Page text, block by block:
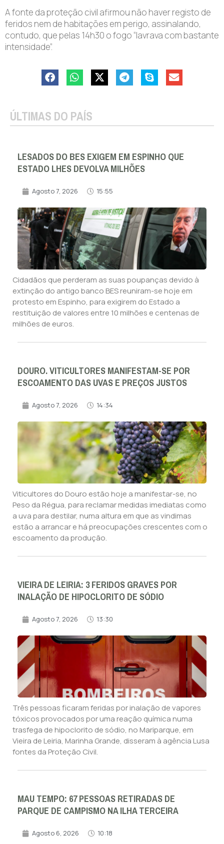
A fonte da proteção civil afirmou não haver registo de
feridos nem de habitações em perigo, assinalando,
contudo, que pelas 14h30 o fogo “lavrava com bastante
intensidade”.
ÚLTIMAS DO PAÍS
LESADOS DO BES EXIGEM EM ESPINHO QUE
ESTADO LHES DEVOLVA MILHÕES
Agosto 7, 2026 15:55
Cidadãos que perderam as suas poupanças devido à
extinção do antigo banco BES reuniram-se hoje em
protesto em Espinho, para exigirem do Estado a
restituição de valores entre 10 milhões e centenas de
milhões de euros.
DOURO. VITICULTORES MANIFESTAM-SE POR
ESCOAMENTO DAS UVAS E PREÇOS JUSTOS
Agosto 7, 2026 14:34
Viticultores do Douro estão hoje a manifestar-se, no
Peso da Régua, para reclamar medidas imediatas como
a uva para destilar, numa altura em que as vindimas
estão a arrancar e há preocupações crescentes com o
escoamento da produção.
VIEIRA DE LEIRIA: 3 FERIDOS GRAVES POR
INALAÇÃO DE HIPOCLORITO DE SÓDIO
Agosto 7, 2026 13:30
Três pessoas ficaram feridas por inalação de vapores
tóxicos provocados por uma reação química numa
trasfega de hipoclorito de sódio, no Mariparque, em
Vieira de Leiria, Marinha Grande, disseram à agência Lusa
fontes da Proteção Civil.
MAU TEMPO: 67 PESSOAS RETIRADAS DE
PARQUE DE CAMPISMO NA ILHA TERCEIRA
Agosto 6, 2026 10:18